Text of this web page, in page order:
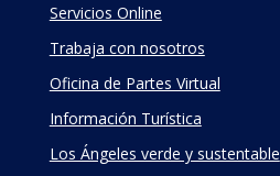
Servicios Online
Trabaja con nosotros
Oficina de Partes Virtual
Información Turística
Los Ángeles verde y sustentable